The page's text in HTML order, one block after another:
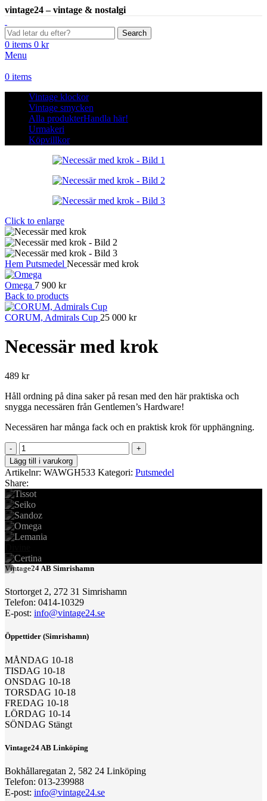
vintage24 – vintage & nostalgi
Search
0 items 0 kr
Menu
0 items
Vintage klockor
Vintage smycken
Alla produkterHandla här!
Urmakeri
Köpvillkor
Click to enlarge
Hem Putsmedel Necessär med krok
Omega 7 900 kr
Back to products
CORUM, Admirals Cup 25 000 kr
Necessär med krok
489 kr
Håll ordning på dina saker på resan med den här praktiska och
snygga necessären från Gentlemen’s Hardware!
Necessären har många fack och en praktisk krok för upphängning.
Necessär
med
krok
mängd
Lägg till i varukorg
Artikelnr: WAWGH533 Kategori: Putsmedel
Share:
Vintage24 AB Simrishamn
Stortorget 2, 272 31 Simrishamn
Telefon: 0414-10329
E-post: info@vintage24.se
Öppettider (Simrishamn)
MÅNDAG 10-18
TISDAG 10-18
ONSDAG 10-18
TORSDAG 10-18
FREDAG 10-18
LÖRDAG 10-14
SÖNDAG Stängt
Vintage24 AB Linköping
Bokhållaregatan 2, 582 24 Linköping
Telefon: 013-239988
E-post: info@vintage24.se